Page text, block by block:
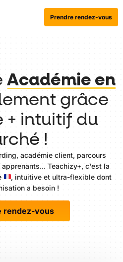
Prendre rendez-vous
Académie en
grâce
+ intuitif du
!
académie client, parcours
Teachizy+, c'est la
, intuitive et ultra-flexible dont
a besoin !
rendez-vous